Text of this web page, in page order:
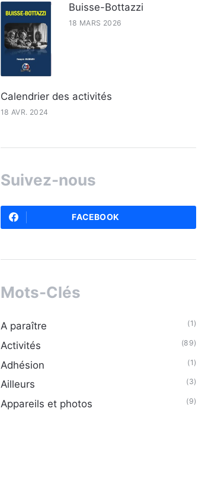
Buisse-Bottazzi
18 MARS 2026
Calendrier des activités
18 AVR. 2024
Suivez-nous
FACEBOOK
Mots-Clés
A paraître (1)
Activités (89)
Adhésion (1)
Ailleurs (3)
Appareils et photos (9)